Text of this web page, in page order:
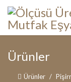
Ürünler
Ürünler